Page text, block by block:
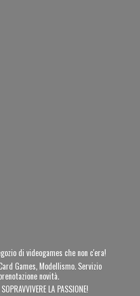
di videogames che non c'era!
Games, Modellismo. Servizio
novità.
LA PASSIONE!